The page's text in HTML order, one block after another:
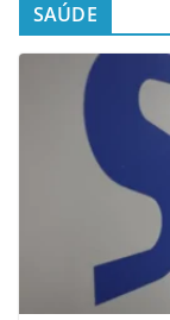
SAÚDE